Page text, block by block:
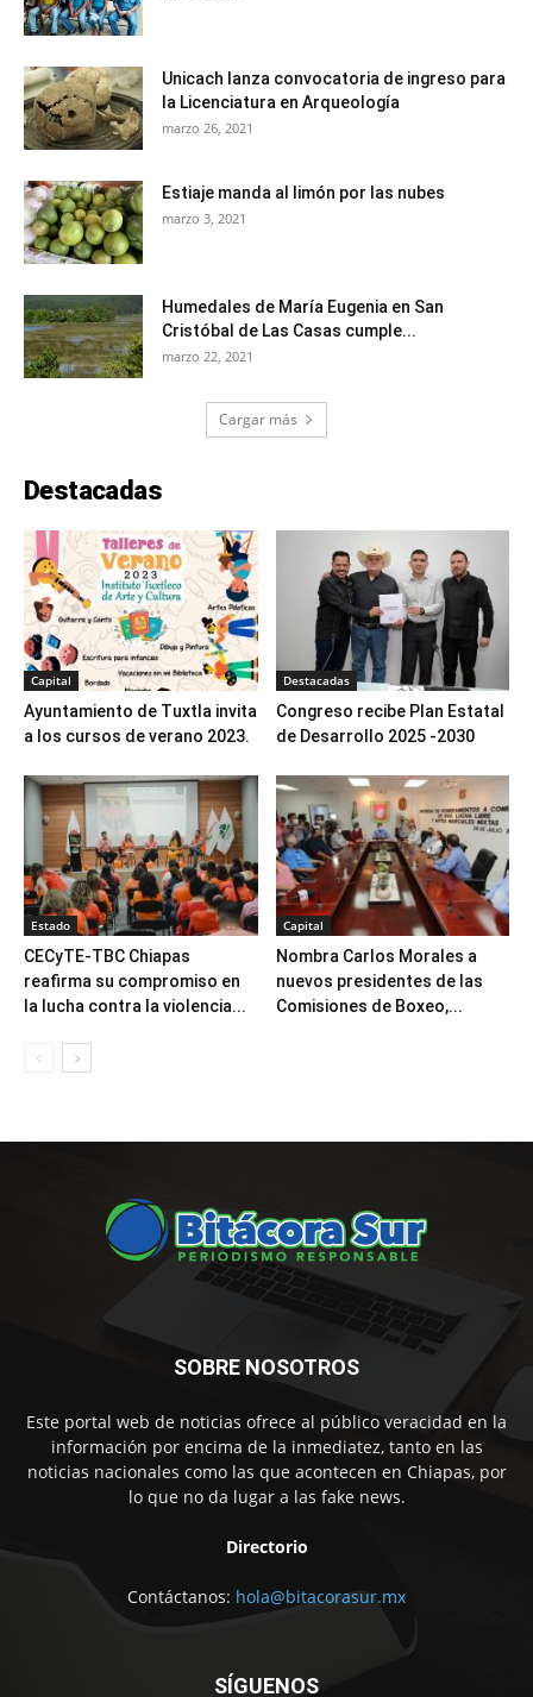
Unicach lanza convocatoria de ingreso para
la Licenciatura en Arqueología
marzo 26, 2021
Estiaje manda al limón por las nubes
marzo 3, 2021
Humedales de María Eugenia en San
Cristóbal de Las Casas cumple...
marzo 22, 2021
Cargar más
Destacadas
Capital
Ayuntamiento de Tuxtla invita
a los cursos de verano 2023.
Destacadas
Congreso recibe Plan Estatal
de Desarrollo 2025 -2030
Estado
CECyTE-TBC Chiapas
reafirma su compromiso en
la lucha contra la violencia...
Capital
Nombra Carlos Morales a
nuevos presidentes de las
Comisiones de Boxeo,...
SOBRE NOSOTROS
Este portal web de noticias ofrece al público veracidad en la
información por encima de la inmediatez, tanto en las
noticias nacionales como las que acontecen en Chiapas, por
lo que no da lugar a las fake news.
Directorio
Contáctanos: hola@bitacorasur.mx
SÍGUENOS